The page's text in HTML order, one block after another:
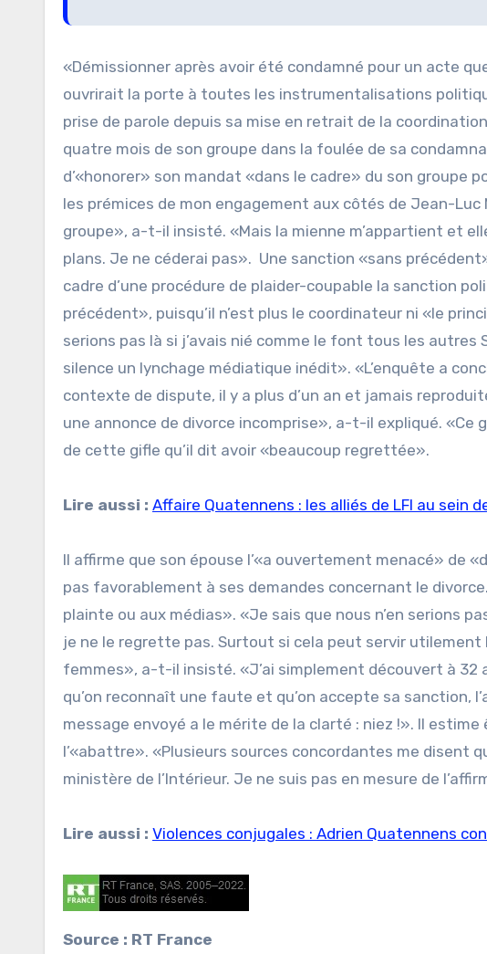
«Démissionner après avoir été condamné pour un acte
ouvrirait la porte à toutes les instrumentalisations
prise de parole depuis sa mise en retrait de la
quatre mois de son groupe dans la foulée de sa
d’«honorer» son mandat «dans le cadre» du son groupe
les prémices de mon engagement aux côtés de Jean-
groupe», a-t-il insisté. «Mais la mienne m’appartient et
plans. Je ne céderai pas». Une sanction «sans
cadre d’une procédure de plaider-coupable la sanction
précédent», puisqu’il n’est plus le coordinateur ni «le
serions pas là si j’avais nié comme le font tous les autres
silence un lynchage médiatique inédit». «L’enquête a
contexte de dispute, il y a plus d’un an et jamais
une annonce de divorce incomprise», a-t-il expliqué.
de cette gifle qu’il dit avoir «beaucoup regrettée».
Lire aussi : Affaire Quatennens : les alliés de LFI au sein
Il affirme que son épouse l’«a ouvertement menacé» de
pas favorablement à ses demandes concernant le
plainte ou aux médias». «Je sais que nous n’en serions
je ne le regrette pas. Surtout si cela peut servir
femmes», a-t-il insisté. «J’ai simplement découvert à 32
qu’on reconnaît une faute et qu’on accepte sa sanction,
message envoyé a le mérite de la clarté : niez !». Il
l’«abattre». «Plusieurs sources concordantes me disent
ministère de l’Intérieur. Je ne suis pas en mesure de
Lire aussi : Violences conjugales : Adrien Quatennens
Source : RT France